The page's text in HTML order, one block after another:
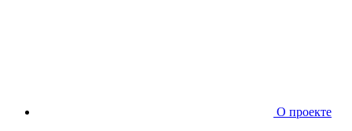
О проекте